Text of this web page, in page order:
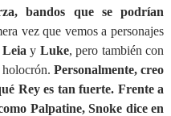
bandos que se podrían
vez que vemos a personajes
Leiay Luke, pero también con
holocrón.Personalmente, creo
Rey es tan fuerte. Frente a
Palpatine, Snoke dice en